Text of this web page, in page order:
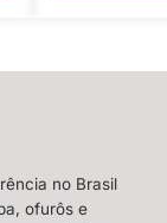
no Brasil
ofurôs e